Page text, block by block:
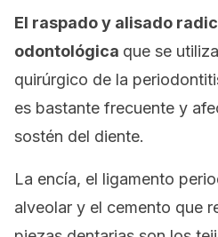
El raspado y alisado
odontológica que se
quirúrgico de la
es bastante frecuente y
sostén del diente.
La encía, el ligamento
alveolar y el cemento que